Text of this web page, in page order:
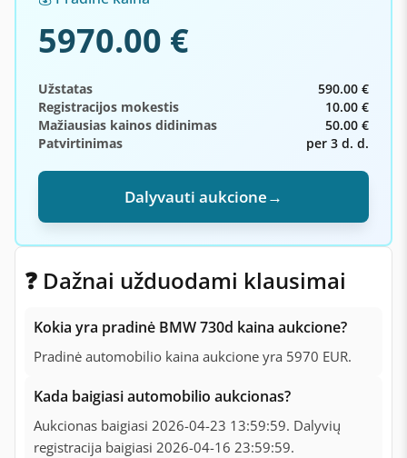
❓ Dažnai užduodami klausimai
Kokia yra pradinė BMW 730d kaina aukcione?
Pradinė automobilio kaina aukcione yra 5970 EUR.
Kada baigiasi automobilio aukcionas?
Aukcionas baigiasi 2026-04-23 13:59:59. Dalyvių
registracija baigiasi 2026-04-16 23:59:59.
5970.00 €
Užstatas
590.00 €
Registracijos mokestis
10.00 €
Mažiausias kainos didinimas
50.00 €
Patvirtinimas
per 3 d. d.
Dalyvauti aukcione→